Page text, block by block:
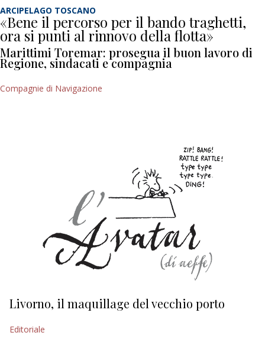
ARCIPELAGO TOSCANO
«Bene il percorso per il bando traghetti,
ora si punti al rinnovo della flotta»
Marittimi Toremar: prosegua il buon lavoro di
Regione, sindacati e compagnia
Compagnie di Navigazione
Livorno, il maquillage del vecchio porto
Editoriale